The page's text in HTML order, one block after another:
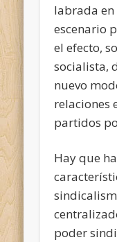
labrada
escenario
el efecto,
socialista,
nuevo
relaciones
partidos
Hay que
poder